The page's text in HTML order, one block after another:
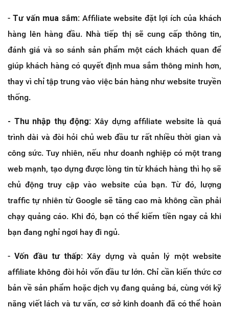
- Tư vấn mua sắm: Affiliate website đặt lợi ích của khách
hàng lên hàng đầu. Nhà tiếp thị sẽ cung cấp thông tin,
đánh giá và so sánh sản phẩm một cách khách quan để
giúp khách hàng có quyết định mua sắm thông minh hơn,
thay vì chỉ tập trung vào việc bán hàng như website truyền
thống.
- Thu nhập thụ động: Xây dựng affiliate website là quá
trình dài và đòi hỏi chủ web đầu tư rất nhiều thời gian và
công sức. Tuy nhiên, nếu như doanh nghiệp có một trang
web mạnh, tạo dựng được lòng tin từ khách hàng thì họ sẽ
chủ động truy cập vào website của bạn. Từ đó, lượng
traffic tự nhiên từ Google sẽ tăng cao mà không cần phải
chạy quảng cáo. Khi đó, bạn có thể kiếm tiền ngay cả khi
bạn đang nghỉ ngơi hay đi ngủ.
-Vốn đầu tư thấp: Xây dựng và quản lý một website
affiliate không đòi hỏi vốn đầu tư lớn. Chỉ cần kiến thức cơ
bản về sản phẩm hoặc dịch vụ đang quảng bá, cùng với kỹ
năng viết lách và tư vấn, cơ sở kinh doanh đã có thể hoàn